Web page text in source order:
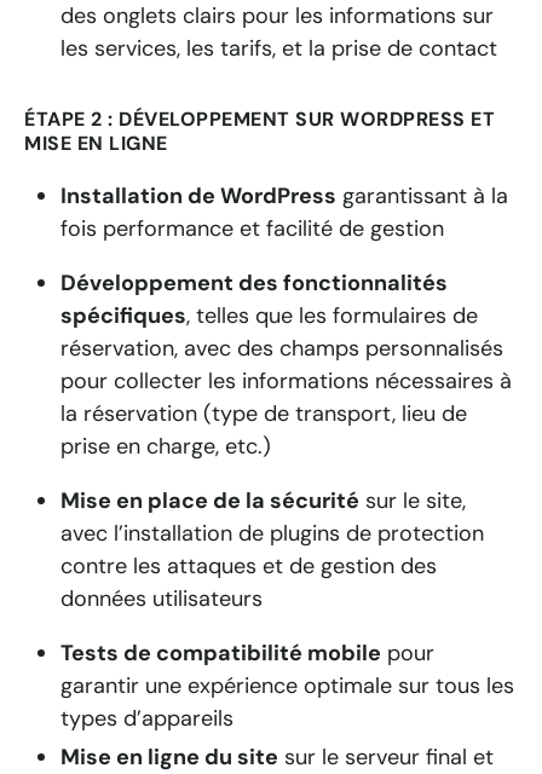
des onglets clairs pour les informations sur
les services, les tarifs, et la prise de contact
ÉTAPE 2 : DÉVELOPPEMENT SUR WORDPRESS ET
MISE EN LIGNE
Installation de WordPress garantissant à la
fois performance et facilité de gestion
Développement des fonctionnalités
spécifiques, telles que les formulaires de
réservation, avec des champs personnalisés
pour collecter les informations nécessaires à
la réservation (type de transport, lieu de
prise en charge, etc.)
Mise en place de la sécurité sur le site,
avec l’installation de plugins de protection
contre les attaques et de gestion des
données utilisateurs
Tests de compatibilité mobile pour
garantir une expérience optimale sur tous les
types d’appareils
Mise en ligne du site sur le serveur final et